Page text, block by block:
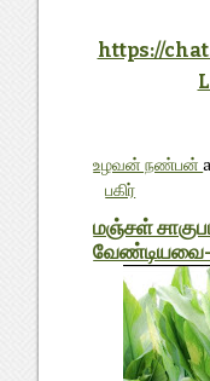
https://
உழவன் நண்பன்
பகிர்
மஞ்சள்
வேண்டியவை-